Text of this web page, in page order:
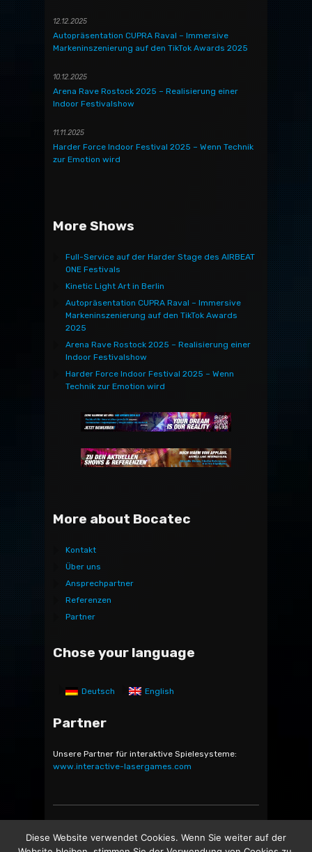
12.12.2025
Autopräsentation CUPRA Raval – Immersive
Markeninszenierung auf den TikTok Awards 2025
10.12.2025
Arena Rave Rostock 2025 – Realisierung einer
Indoor Festivalshow
11.11.2025
Harder Force Indoor Festival 2025 – Wenn Technik
zur Emotion wird
More Shows
Full-Service auf der Harder Stage des AIRBEAT
ONE Festivals
Kinetic Light Art in Berlin
Autopräsentation CUPRA Raval – Immersive
Markeninszenierung auf den TikTok Awards
2025
Arena Rave Rostock 2025 – Realisierung einer
Indoor Festivalshow
Harder Force Indoor Festival 2025 – Wenn
Technik zur Emotion wird
More about Bocatec
Kontakt
Über uns
Ansprechpartner
Referenzen
Partner
Chose your language
Deutsch English
Partner
Unsere Partner für interaktive Spielesysteme:
www.interactive-lasergames.com
21244 Buchholz in der Nordheide -
Diese Website verwendet Cookies. Wenn Sie weiter auf der